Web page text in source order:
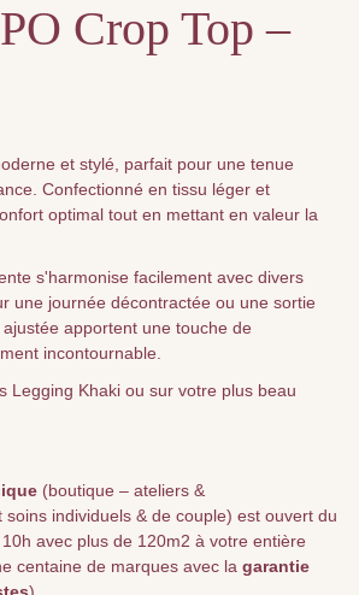
Crop Top –
et stylé, parfait pour une tenue
Confectionné en tissu léger et
optimal tout en mettant en valeur la
s'harmonise facilement avec divers
une journée décontractée ou une sortie
apportent une touche de
incontournable.
Legging Khaki ou sur votre plus beau
(boutique – ateliers &
individuels & de couple) est ouvert du
avec plus de 120m2 à votre entière
centaine de marques avec la garantie